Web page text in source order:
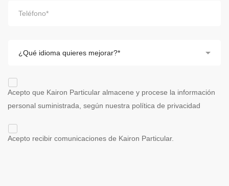
Acepto que Kairon Particular almacene y procese la información
personal suministrada, según nuestra política de privacidad
Acepto recibir comunicaciones de Kairon Particular.